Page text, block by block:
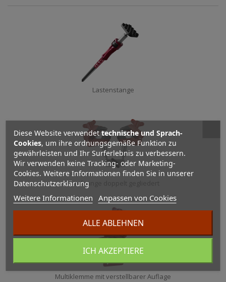
Lastenstange
Greifzange doppelt gegliedert
Multiklemme mit verstellbarer Auflage
Diese Website verwendettechnische und Sprach-
Cookies, um ihre ordnungsgemäße Funktion zu
gewährleisten und Ihr Surferlebnis zu verbessern.
Wir verwenden keine Tracking- oder Marketing-
Cookies. Weitere Informationen finden Sie in unserer
Datenschutzerklärung
Weitere Informationen Anpassen von Cookies
ALLE ABLEHNEN
ICH AKZEPTIERE